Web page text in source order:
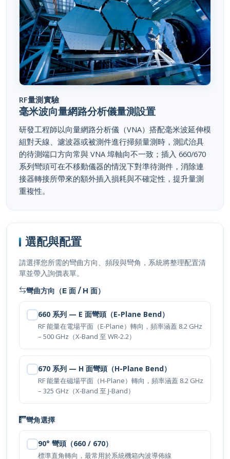
RF量測實驗
毫米波向量網路分析儀量測設置
研發工程師以向量網路分析儀（VNA）搭配毫米波延伸模
組對天線、濾波器或被測件進行掃頻量測時，測試治具
的待測端口方向常與 VNA 埠軸向不一致；插入 660/670
系列彎頭可在不移動儀器的情況下對準待測件，消除連
接器轉接所帶來的額外插入損耗與不確定性，提升量測
重複性。
請選擇您所需的彎曲方向、頻段與彎角，系統將整理配置清
單並帶入詢價表單。
彎曲方向（E 面 / H 面）
660 系列 — E 面彎頭（E-Plane Bend）
RF 能量在電場平面（E-Plane）轉向，頻率涵蓋 8.2 GHz
– 500 GHz（X-Band 至 WR-2.2）
670 系列 — H 面彎頭（H-Plane Bend）
RF 能量在磁場平面（H-Plane）轉向，頻率涵蓋 8.2 GHz
– 325 GHz（X-Band 至 J-Band）
90° 彎頭（660 / 670）
標準直角轉向，最常用於系統機箱內波導佈線